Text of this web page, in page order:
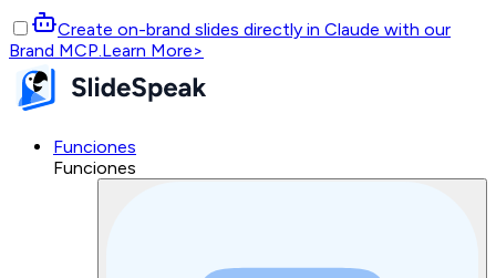
Create on-brand slides directly in Claude with our
Brand MCP.Learn More>
Funciones
Funciones